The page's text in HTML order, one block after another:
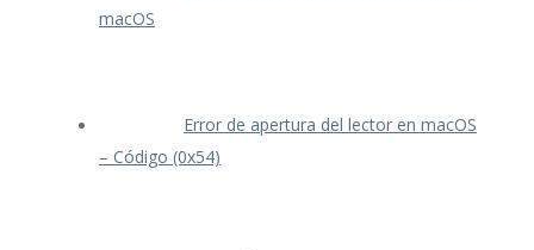
macOS
Error de apertura del lector en macOS
– Código (0x54)